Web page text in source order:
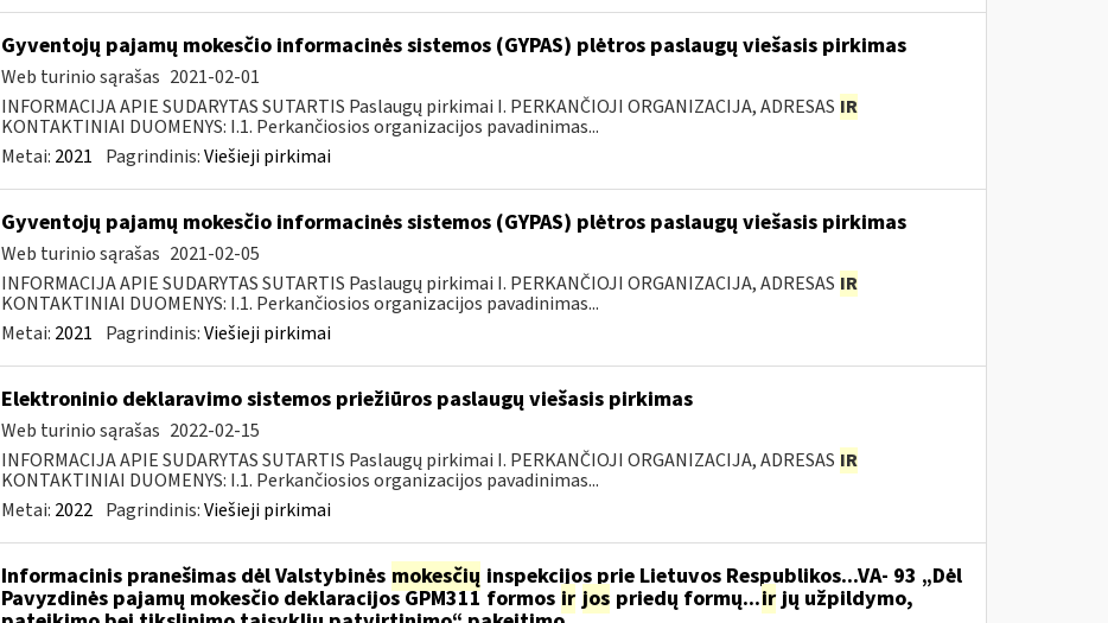
Gyventojų pajamų mokesčio informacinės sistemos (GYPAS) plėtros paslaugų viešasis pirkimas
Web turinio sąrašas 2021-02-01
INFORMACIJA APIE SUDARYTAS SUTARTIS Paslaugų pirkimai I. PERKANČIOJI ORGANIZACIJA, ADRESAS IR
KONTAKTINIAI DUOMENYS: I.1. Perkančiosios organizacijos pavadinimas...
Metai: 2021 Pagrindinis:Viešieji pirkimai
Gyventojų pajamų mokesčio informacinės sistemos (GYPAS) plėtros paslaugų viešasis pirkimas
Web turinio sąrašas 2021-02-05
INFORMACIJA APIE SUDARYTAS SUTARTIS Paslaugų pirkimai I. PERKANČIOJI ORGANIZACIJA, ADRESAS IR
KONTAKTINIAI DUOMENYS: I.1. Perkančiosios organizacijos pavadinimas...
Metai: 2021 Pagrindinis:Viešieji pirkimai
Elektroninio deklaravimo sistemos priežiūros paslaugų viešasis pirkimas
Web turinio sąrašas 2022-02-15
INFORMACIJA APIE SUDARYTAS SUTARTIS Paslaugų pirkimai I. PERKANČIOJI ORGANIZACIJA, ADRESAS IR
KONTAKTINIAI DUOMENYS: I.1. Perkančiosios organizacijos pavadinimas...
Metai: 2022 Pagrindinis:Viešieji pirkimai
Informacinis pranešimas dėl Valstybinės mokesčių inspekcijos prie Lietuvos Respublikos...VA- 93 „Dėl
Pavyzdinės pajamų mokesčio deklaracijos GPM311 formos ir jos priedų formų...irjų užpildymo,